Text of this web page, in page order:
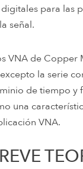
para las
señal.
VNA de Copper
la serie
de tiempo y
una
VNA.